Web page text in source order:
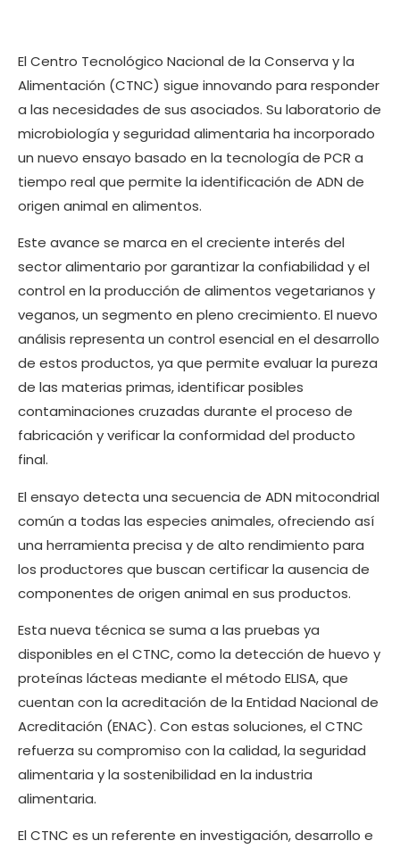
El Centro Tecnológico Nacional de la Conserva y la
Alimentación (CTNC) sigue innovando para responder
a las necesidades de sus asociados. Su laboratorio de
microbiología y seguridad alimentaria ha incorporado
un nuevo ensayo basado en la tecnología de PCR a
tiempo real que permite la identificación de ADN de
origen animal en alimentos.
Este avance se marca en el creciente interés del
sector alimentario por garantizar la confiabilidad y el
control en la producción de alimentos vegetarianos y
veganos, un segmento en pleno crecimiento. El nuevo
análisis representa un control esencial en el desarrollo
de estos productos, ya que permite evaluar la pureza
de las materias primas, identificar posibles
contaminaciones cruzadas durante el proceso de
fabricación y verificar la conformidad del producto
final.
El ensayo detecta una secuencia de ADN mitocondrial
común a todas las especies animales, ofreciendo así
una herramienta precisa y de alto rendimiento para
los productores que buscan certificar la ausencia de
componentes de origen animal en sus productos.
Esta nueva técnica se suma a las pruebas ya
disponibles en el CTNC, como la detección de huevo y
proteínas lácteas mediante el método ELISA, que
cuentan con la acreditación de la Entidad Nacional de
Acreditación (ENAC). Con estas soluciones, el CTNC
refuerza su compromiso con la calidad, la seguridad
alimentaria y la sostenibilidad en la industria
alimentaria.
El CTNC es un referente en investigación, desarrollo e